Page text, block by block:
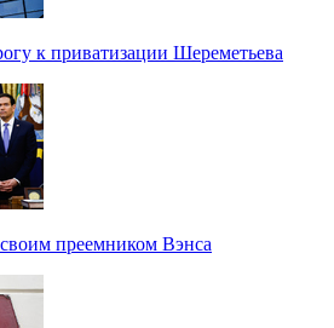
к приватизации Шереметьева
преемником Вэнса